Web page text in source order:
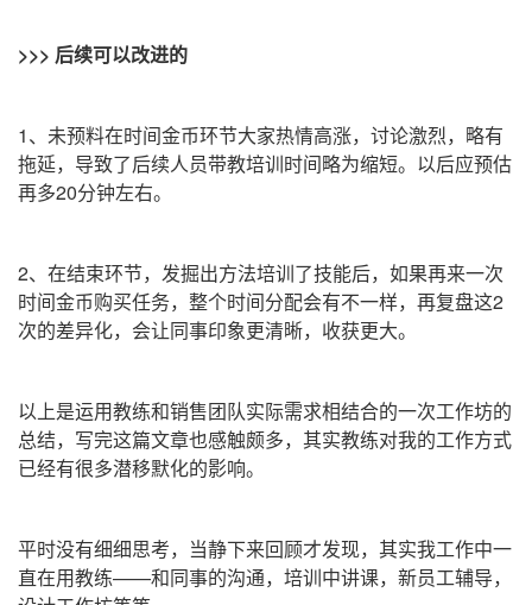
>>> 后续可以改进的
1、未预料在时间金币环节大家热情高涨，讨论激烈，略有
拖延，导致了后续人员带教培训时间略为缩短。以后应预估
再多20分钟左右。
2、在结束环节，发掘出方法培训了技能后，如果再来一次
时间金币购买任务，整个时间分配会有不一样，再复盘这2
次的差异化，会让同事印象更清晰，收获更大。
以上是运用教练和销售团队实际需求相结合的一次工作坊的
总结，写完这篇文章也感触颇多，其实教练对我的工作方式
已经有很多潜移默化的影响。
平时没有细细思考，当静下来回顾才发现，其实我工作中一
直在用教练——和同事的沟通，培训中讲课，新员工辅导，